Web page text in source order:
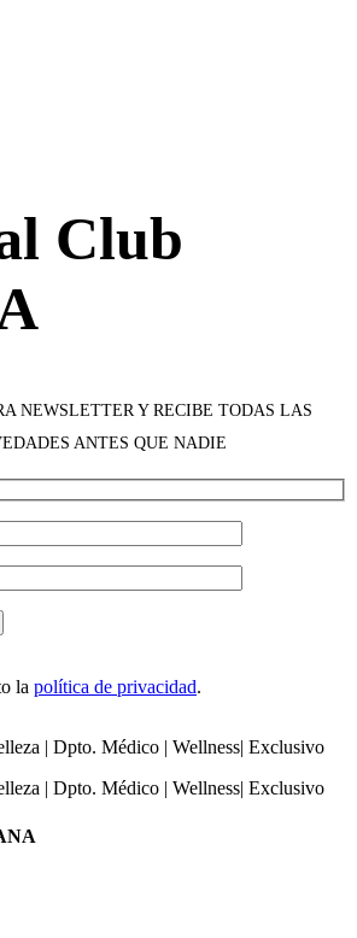
Club
NEWSLETTER Y RECIBE TODAS LAS
ANTES QUE NADIE
la política de privacidad.
| Dpto. Médico | Wellness| Exclusivo
| Dpto. Médico | Wellness| Exclusivo